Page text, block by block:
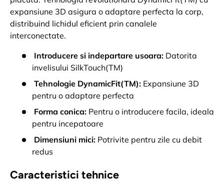
expansiune 3D asigura o adaptare perfecta la corp,
distribuind lichidul eficient prin canalele
interconectate.
Introducere si indepartare usoara: Datorita
invelisului SilkTouch(TM)
Tehnologie DynamicFit(TM): Expansiune 3D
pentru o adaptare perfecta
Forma conica: Pentru o introducere facila, ideala
pentru incepatoare
Dimensiuni mici: Potrivite pentru zile cu debit
redus
Caracteristici tehnice